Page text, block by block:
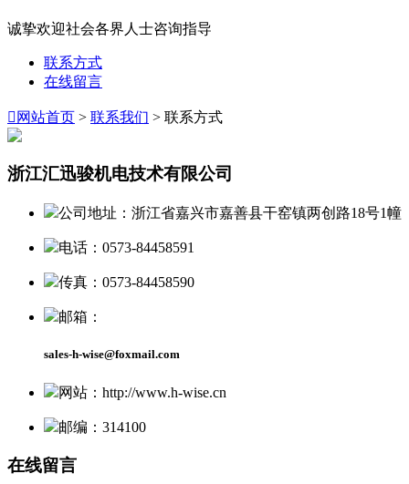
诚挚欢迎社会各界人士咨询指导
联系方式
在线留言
 网站首页 > 联系我们 > 联系方式
浙江汇迅骏机电技术有限公司
公司地址：浙江省嘉兴市嘉善县干窑镇两创路18号1幢
电话：0573-84458591
传真：0573-84458590
邮箱：
sales-h-wise@foxmail.com
网站：http://www.h-wise.cn
邮编：314100
在线留言